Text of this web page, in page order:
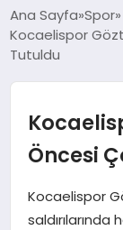
GÜNDEM
EKONOMI
SPOR
MAGAZIN
Ana Sayfa Spor
Kocaelispor
Tutuldu
Öncesi
Kocaelispor
saldırılarında